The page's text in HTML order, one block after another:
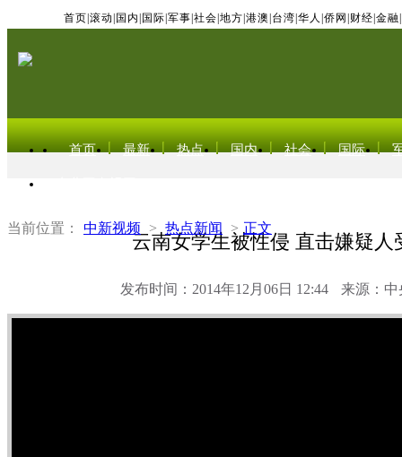
首页 滚动 国内 国际 军事 社会 地方 港澳 台湾 华人 侨网 财经 金融
首页 最新 热点 国内 社会 国际
当前位置： 中新视频 > 热点新闻 > 正文
云南女学生被性侵 直击嫌疑人
发布时间：2014年12月06日 12:44 来源：中